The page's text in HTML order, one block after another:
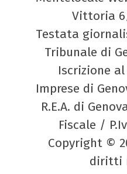
Vittoria
Testata
Tribunale di
Iscrizione
Imprese di
R.E.A. di
Fiscale /
Copyright ©
diritti